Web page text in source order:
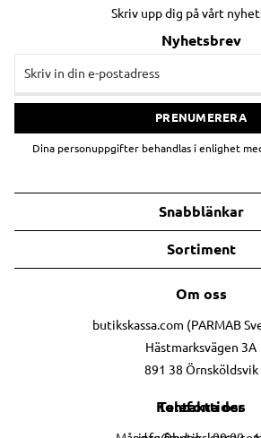
Skriv upp dig på vårt
Nyhetsbrev
PRENUMERERA
Dina personuppgifter behandlas i enlighet
Om oss
butikskassa.com (PARMAB
Hästmarksvägen 3A
891 38 Örnsköldsvik
Kontakta oss
Telefontider
Snabblänkar
Sortiment